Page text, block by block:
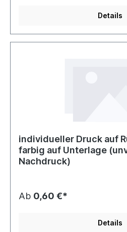
Details
individueller Druck auf
farbig auf Unterlage
Nachdruck)
Ab 0,60 €*
Details